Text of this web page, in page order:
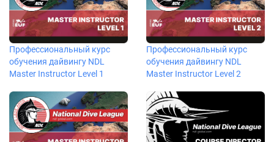
Профессиональный курс
обучения дайвингу NDL
Master Instructor Level 1
Профессиональный курс
обучения дайвингу NDL
Master Instructor Level 2